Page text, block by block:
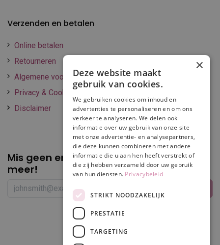
Verzenden en betalen
Online betalen
Retourneren
Algemene voorwaarden
Privacy & Cookie policy
Disclaimer
Mis geen enkelepromotie of korting
meer!
×
Deze website maakt
gebruik van cookies.
We gebruiken cookies om inhoud en
advertenties te personaliseren en om ons
verkeer te analyseren. We delen ook
informatie over uw gebruik van onze site
met onze advertentie- en analysepartners,
die deze kunnen combineren met andere
informatie die u aan hen heeft verstrekt of
die zij hebben verzameld door uw gebruik
van hun diensten. Privacybeleid
STRIKT NOODZAKELIJK
PRESTATIE
TARGETING